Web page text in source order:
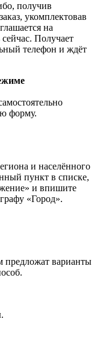
получив
укомплектовав
на
Получает
телефон и ждёт
форму.
и населённого
пункт в списке,
и впишите
«Город».
предложат варианты